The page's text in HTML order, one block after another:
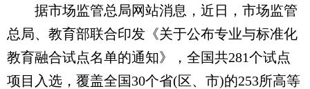
据市场监管总局网站消息，近日，市场监管
总局、教育部联合印发《关于公布专业与标准化
教育融合试点名单的通知》，全国共281个试点
项目入选，覆盖全国30个省(区、市)的253所高等